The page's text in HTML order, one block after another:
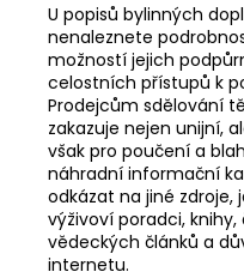
U popisů bylinných
nenaleznete
možností jejich
celostních přístupů k
Prodejcům sdělování
zakazuje nejen unijní,
však pro poučení a
náhradní informační
odkázat na jiné zdroje,
výživoví poradci,
vědeckých článků a
internetu.